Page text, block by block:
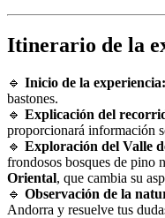
Itinerario de la
🔹 Inicio de la experiencia:
bastones.
🔹 Explicación del
proporcionará información
🔹 Exploración del Valle
frondosos bosques de pino
Oriental, que cambia su
🔹 Observación de la
Andorra y resuelve tus